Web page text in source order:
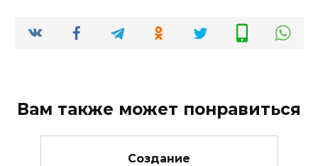
Вам также может понравиться
Создание